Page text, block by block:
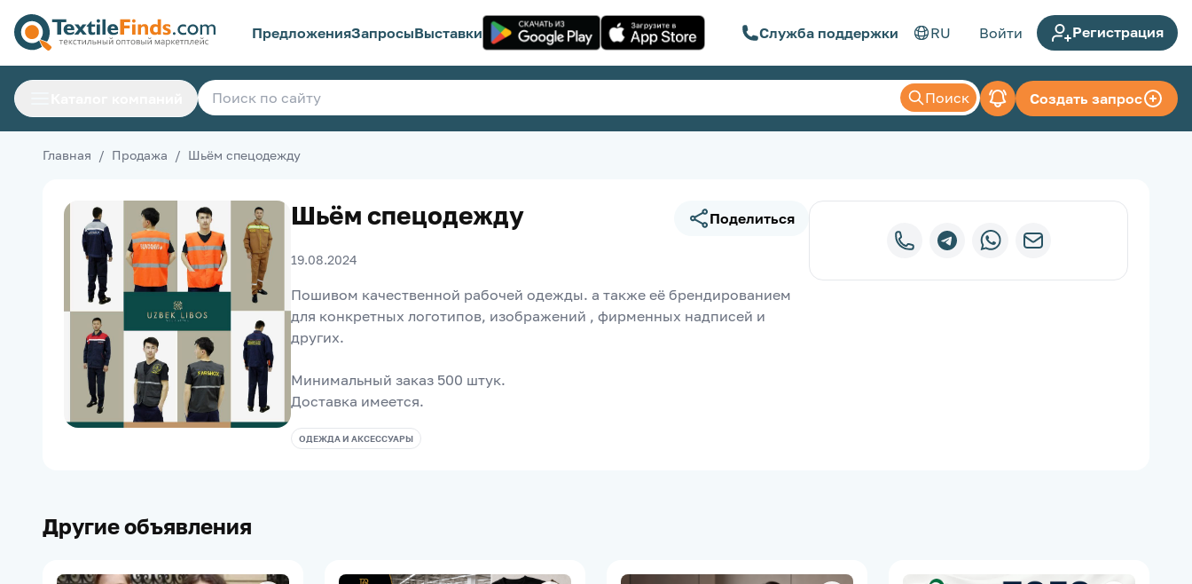
ПредложенияЗапросыВыставки Служба поддержки RU Войти Регистрация
Поиск Создать запрос
Главная / Продажа / Шьём спецодежду
Шьём спецодежду Поделиться
19.08.2024
Пошивом качественной рабочей одежды. а также её брендированием
для конкретных логотипов, изображений , фирменных надписей и
других.
Минимальный заказ 500 штук.
Доставка имеется.
ОДЕЖДА И АКСЕССУАРЫ
Другие объявления